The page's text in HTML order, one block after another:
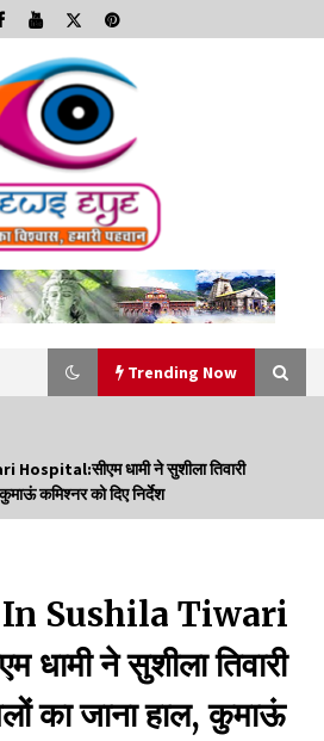
Trending Now
Rights Day : विश्व अल्पसंख्यक अधिकार दिवस
शामिल हुए सीएम,आधुनिक मदरसों का नाम अब्दुल कलाम के नाम
Of The Day 7 September
7, 2023
Of The Day 6 September
धामी ने सुशीला तिवारी
कमिश्नर को दिए निर्देश
Sushila Tiwari
ने सुशीला तिवारी
का जाना हाल, कुमाऊं